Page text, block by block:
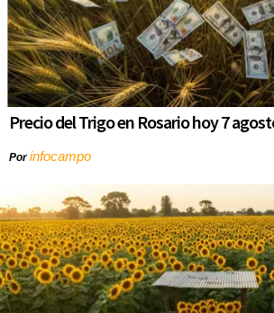
Precio del Trigo en Rosario hoy 7
Porinfocampo